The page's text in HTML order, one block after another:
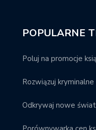
POPULARNE
Poluj na promocje
Rozwiązuj
Odkrywaj nowe